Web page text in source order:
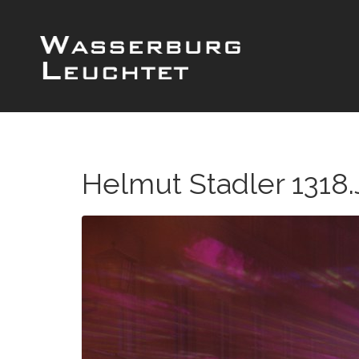
Helmut Stadler